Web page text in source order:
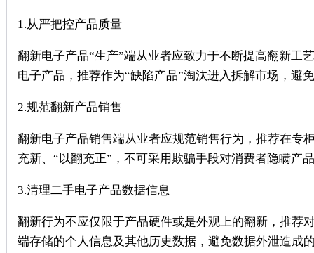
1.从严把控产品质量
翻新电子产品“生产”端从业者应致力于不断提高翻新工
电子产品，推荐作为“缺陷产品”淘汰进入拆解市场，避
2.规范翻新产品销售
翻新电子产品销售端从业者应规范销售行为，推荐在专
充新、“以翻充正”，不可采用欺骗手段对消费者隐瞒产
3.清理二手电子产品数据信息
翻新行为不应仅限于产品硬件或是外观上的翻新，推荐
端存储的个人信息及其他历史数据，避免数据外泄造成